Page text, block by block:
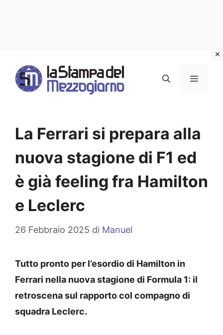
contenuto
MENU
La Ferrari si prepara alla
nuova stagione di F1 ed
è già feeling fra Hamilton
e Leclerc
26 Febbraio 2025 di Manuel
Tutto pronto per l’esordio di Hamilton in
Ferrari nella nuova stagione di Formula 1: il
retroscena sul rapporto col compagno di
squadra Leclerc.